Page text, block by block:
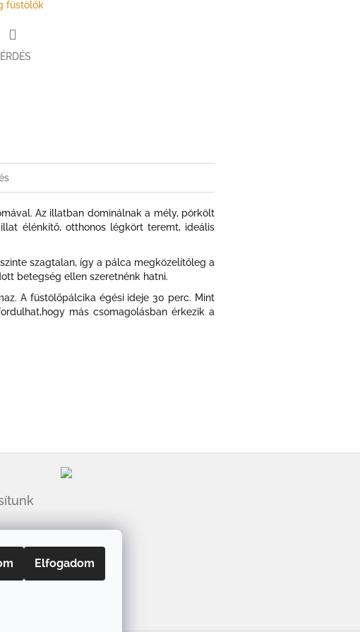
Elfogadom
füstölők
Az illatban dominálnak a mély, pörkölt
élénkítő, otthonos légkört teremt, ideális
szagtalan, így a pálca megközelítőleg a
betegség ellen szeretnénk hatni.
A füstölőpálcika égési ideje 30 perc. Mint
más csomagolásban érkezik a